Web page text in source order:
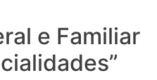
e Familiar